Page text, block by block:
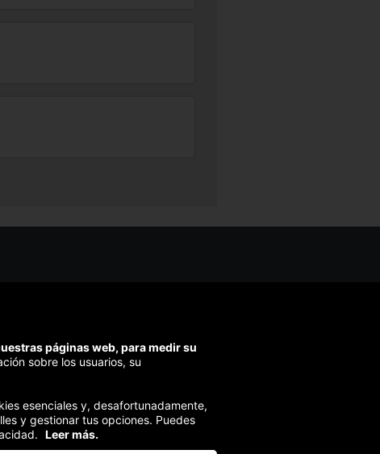
en menos de 48h)
segura
páginas web, para medir su
sobre los usuarios, su
esenciales y, desafortunadamente,
y gestionar tus opciones. Puedes
Leer más.